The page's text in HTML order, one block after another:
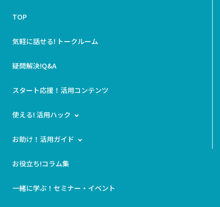
TOP
気軽に話せる! トークルーム
疑問解決!Q&A
スタート応援！活用コンテンツ
使える! 活用ハック
お助け！活用ガイド
お役立ち!コラム集
一緒に学ぶ！セミナー・イベント